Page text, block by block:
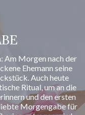
Am Morgen nach der
Ehemann seine
Auch heute
Ritual, um an die
und den ersten
Morgengabe für